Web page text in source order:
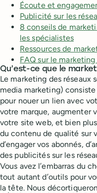
Écoute et
Publicité sur les
8 conseils de
les spécialistes
Ressources de
FAQ sur le
Qu’est-ce que le
Le marketing des réseaux
media marketing)
pour nouer un lien avec
votre marque, augmenter
votre site web, et bien
du contenu de qualité sur
d’engager vos abonnés,
des publicités sur les
Vous avez l’embarras du
tout autant d’outils pour
la tête. Nous